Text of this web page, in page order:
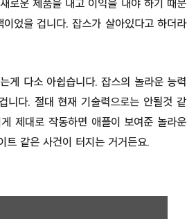
로운 제품을 내고 이익을 내야 하기 때문
었을 겁니다. 잡스가 살아있다고 하더라
게 다소 아쉽습니다. 잡스의 놀라운 능력
니다. 절대 현재 기술력으로는 안될것 같
제대로 작동하면 애플이 보여준 놀라운
트 같은 사건이 터지는 거거든요.